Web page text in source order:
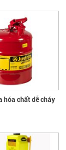
hóa chất dễ cháy